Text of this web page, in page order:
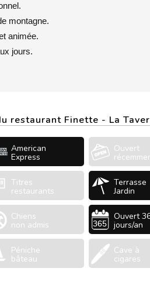
montagne.
animée.
jours.
restaurant Finette - La
American
Express
Ouvert
Titres
restaurants
Terrasse
Jardin
Chiens
non admis
Ouvert
jours/an
Péniche
bâteau
Cave à
cigares